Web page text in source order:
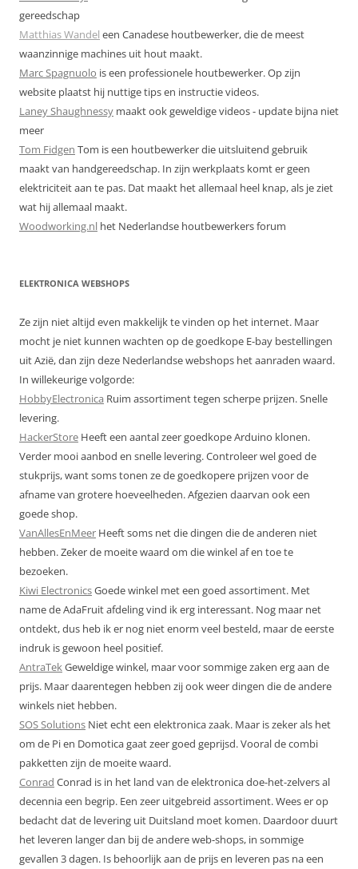
gereedschap
Matthias Wandel een Canadese houtbewerker, die de meest
waanzinnige machines uit hout maakt.
Marc Spagnuolo is een professionele houtbewerker. Op zijn
website plaatst hij nuttige tips en instructie videos.
Laney Shaughnessy maakt ook geweldige videos - update bijna niet
meer
Tom Fidgen Tom is een houtbewerker die uitsluitend gebruik
maakt van handgereedschap. In zijn werkplaats komt er geen
elektriciteit aan te pas. Dat maakt het allemaal heel knap, als je ziet
wat hij allemaal maakt.
Woodworking.nl het Nederlandse houtbewerkers forum
ELEKTRONICA WEBSHOPS
Ze zijn niet altijd even makkelijk te vinden op het internet. Maar
mocht je niet kunnen wachten op de goedkope E-bay bestellingen
uit Azië, dan zijn deze Nederlandse webshops het aanraden waard.
In willekeurige volgorde:
HobbyElectronica Ruim assortiment tegen scherpe prijzen. Snelle
levering.
HackerStore Heeft een aantal zeer goedkope Arduino klonen.
Verder mooi aanbod en snelle levering. Controleer wel goed de
stukprijs, want soms tonen ze de goedkopere prijzen voor de
afname van grotere hoeveelheden. Afgezien daarvan ook een
goede shop.
VanAllesEnMeer Heeft soms net die dingen die de anderen niet
hebben. Zeker de moeite waard om die winkel af en toe te
bezoeken.
Kiwi ElectronicsGoede winkel met een goed assortiment. Met
name de AdaFruit afdeling vind ik erg interessant. Nog maar net
ontdekt, dus heb ik er nog niet enorm veel besteld, maar de eerste
indruk is gewoon heel positief.
AntraTekGeweldige winkel, maar voor sommige zaken erg aan de
prijs. Maar daarentegen hebben zij ook weer dingen die de andere
winkels niet hebben.
SOS Solutions Niet echt een elektronica zaak. Maar is zeker als het
om de Pi en Domotica gaat zeer goed geprijsd. Vooral de combi
pakketten zijn de moeite waard.
Conrad Conrad is in het land van de elektronica doe-het-zelvers al
decennia een begrip. Een zeer uitgebreid assortiment. Wees er op
bedacht dat de levering uit Duitsland moet komen. Daardoor duurt
het leveren langer dan bij de andere web-shops, in sommige
gevallen 3 dagen. Is behoorlijk aan de prijs en leveren pas na een